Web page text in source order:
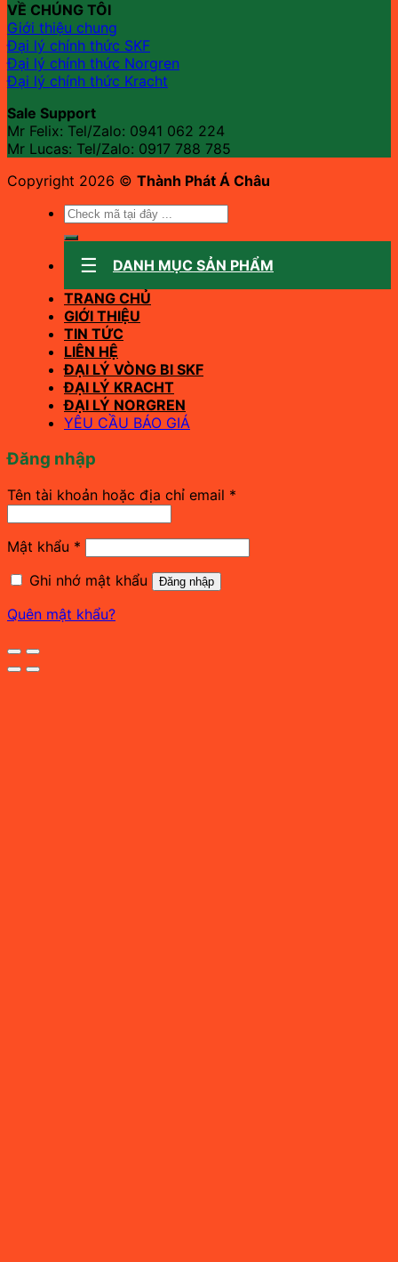
VỀ CHÚNG TÔI
Giới thiệu chung
Đại lý chính thức SKF
Đại lý chính thức Norgren
Đại lý chính thức Kracht
Sale Support
Mr Felix: Tel/Zalo: 0941 062 224
Mr Lucas: Tel/Zalo: 0917 788 785
Copyright 2026 © Thành Phát Á Châu
Tìm
DANH MỤC SẢN PHẨM
TRANG CHỦ
GIỚI THIỆU
TIN TỨC
LIÊN HỆ
ĐẠI LÝ VÒNG BI SKF
ĐẠI LÝ KRACHT
ĐẠI LÝ NORGREN
YÊU CẦU BÁO GIÁ
Đăng nhập
Tên tài khoản hoặc địa chỉ email *
Mật khẩu * Bắt
buộc
Ghi nhớ mật khẩu
Đăng nhập
Quên mật khẩu?